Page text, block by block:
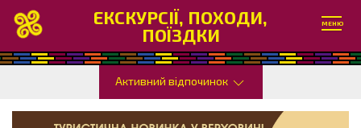
ЕКСКУРСІЇ, ПОХОДИ,
ПОЇЗДКИ
МЕНЮ
Активний відпочинок